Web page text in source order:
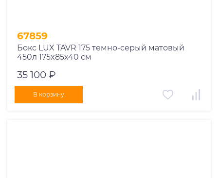
67859
Бокс LUX TAVR 175 темно-серый матовый
450л 175x85x40 см
35 100 ₽
В корзину